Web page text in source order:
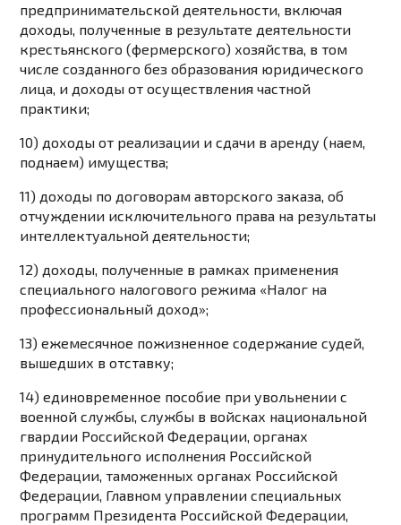
предпринимательской деятельности, включая
доходы, полученные в результате деятельности
крестьянского (фермерского) хозяйства, в том
числе созданного без образования юридического
лица, и доходы от осуществления частной
практики;
10) доходы от реализации и сдачи в аренду (наем,
поднаем) имущества;
11) доходы по договорам авторского заказа, об
отчуждении исключительного права на результаты
интеллектуальной деятельности;
12) доходы, полученные в рамках применения
специального налогового режима «Налог на
профессиональный доход»;
13) ежемесячное пожизненное содержание судей,
вышедших в отставку;
14) единовременное пособие при увольнении с
военной службы, службы в войсках национальной
гвардии Российской Федерации, органах
принудительного исполнения Российской
Федерации, таможенных органах Российской
Федерации, Главном управлении специальных
программ Президента Российской Федерации,